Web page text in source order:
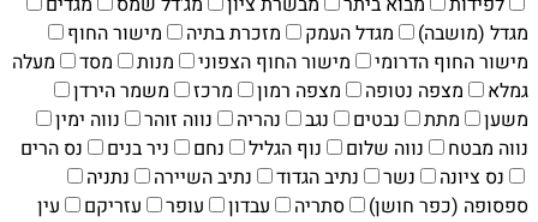
מגדל (מושבה)
מגדל העמק מזכרת בתיה
מישור החוף
מישור החוף הדרומי
מישור החוף הצפוני מנות מסד
מעלה
גמלא
מצפה נטופה מצפה רמון מרכז
משמר הירדן
משען
מתת נבטים נגב נהריה נווה זוהר
נווה ימין
נווה מבטח
נווה שלום נוף הגליל נחם ניר בנים
נס הרים
נס ציונה
נשר נתיב הגדוד נתיב השיירה
נתניה
ספסופה (כפר חושן)
סתריה עבדון עופר עזריקם
עין